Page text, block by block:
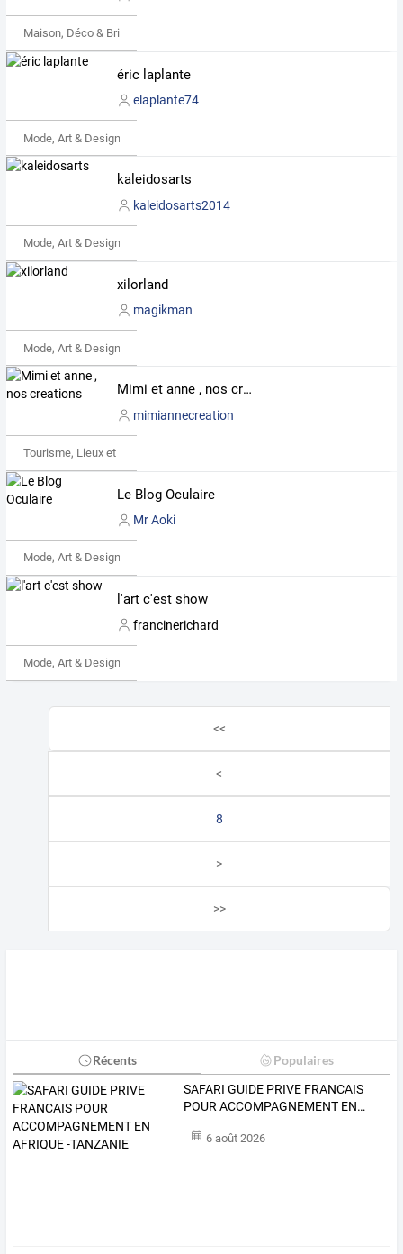
Maison, Déco & Bricolage
éric laplante
elaplante74
Mode, Art & Design
kaleidosarts
kaleidosarts2014
Mode, Art & Design
xilorland
magikman
Mode, Art & Design
Mimi et anne , nos creations
mimiannecreation
Tourisme, Lieux et Événements
Le Blog Oculaire
Mr Aoki
Mode, Art & Design
l'art c'est show
francinerichard
Mode, Art & Design
<<
<
8
>
>>
Récents Populaires
SAFARI GUIDE PRIVE FRANCAIS
POUR ACCOMPAGNEMENT EN…
6 août 2026